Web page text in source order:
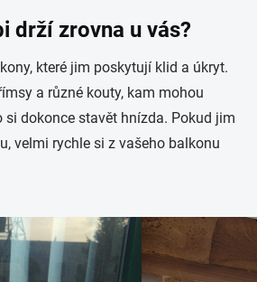
drží zrovna u vás?
které jim poskytují klid a úkryt.
a různé kouty, kam mohou
si dokonce stavět hnízda. Pokud jim
velmi rychle si z vašeho balkonu